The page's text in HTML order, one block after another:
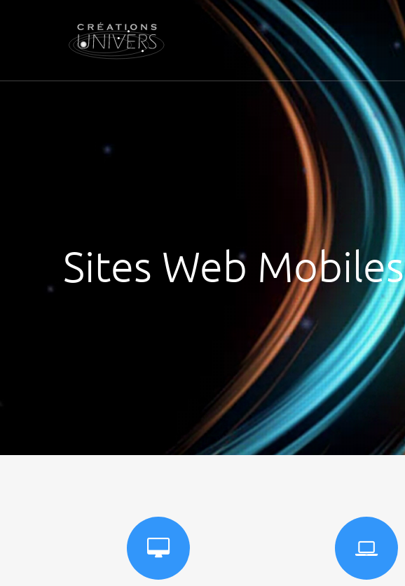
Sites Web Mobiles